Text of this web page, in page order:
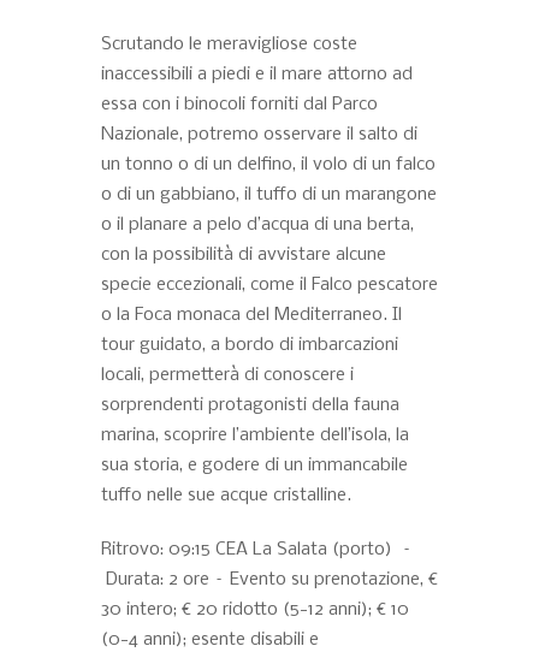
Scrutando le meravigliose coste
inaccessibili a piedi e il mare attorno ad
essa con i binocoli forniti dal Parco
Nazionale, potremo osservare il salto di
un tonno o di un delfino, il volo di un falco
o di un gabbiano, il tuffo di un marangone
o il planare a pelo d’acqua di una berta,
con la possibilità di avvistare alcune
specie eccezionali, come il Falco pescatore
o la Foca monaca del Mediterraneo. Il
tour guidato, a bordo di imbarcazioni
locali, permetterà di conoscere i
sorprendenti protagonisti della fauna
marina, scoprire l’ambiente dell’isola, la
sua storia, e godere di un immancabile
tuffo nelle sue acque cristalline.
Ritrovo: 09:15 CEA La Salata (porto) –
Durata: 2 ore – Evento su prenotazione, €
30 intero; € 20 ridotto (5-12 anni); € 10
(0-4 anni); esente disabili e